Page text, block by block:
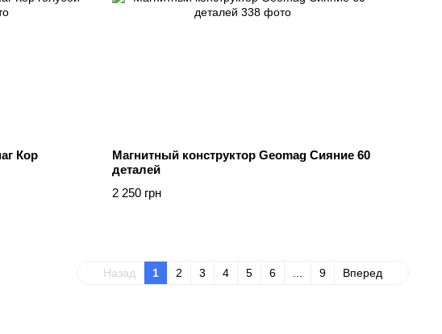
Кор
Магнитный конструктор Geomag Сияние 60
деталей
2 250 грн
Назад 1 2 3 4 5 6 9 Вперед